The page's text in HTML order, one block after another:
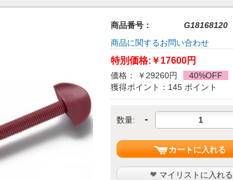
商品番号：
G18168120
商品に関するお問い合わせ
特別価格: ￥17600円
価格： ￥29260円
40%OFF
獲得ポイント：145 ポイント
数量: -
カートに入れる
マイリストに入れる